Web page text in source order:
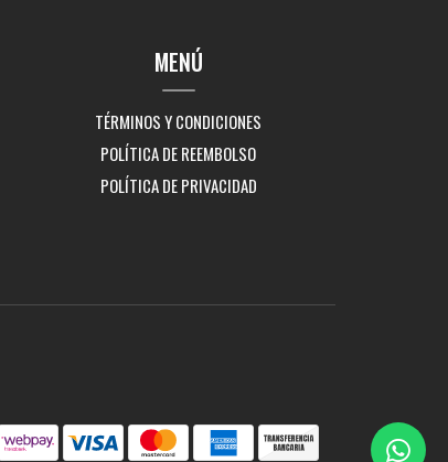
MENÚ
TÉRMINOS Y CONDICIONES
POLÍTICA DE REEMBOLSO
POLÍTICA DE PRIVACIDAD